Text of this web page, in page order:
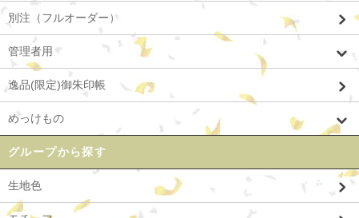
別注（フルオーダー）
管理者用
逸品(限定)御朱印帳
めっけもの
グループから探す
生地色